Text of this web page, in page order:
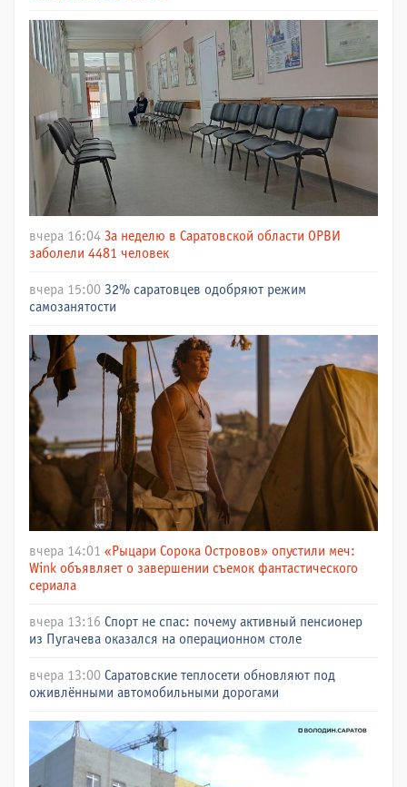
вчера 16:04 За неделю в Саратовской области ОРВИ
заболели 4481 человек
вчера 15:00 32% саратовцев одобряют режим
самозанятости
вчера 14:01 «Рыцари Сорока Островов» опустили меч:
Wink объявляет о завершении съемок фантастического
сериала
вчера 13:16 Спорт не спас: почему активный пенсионер
из Пугачева оказался на операционном столе
вчера 13:00 Саратовские теплосети обновляют под
оживлёнными автомобильными дорогами